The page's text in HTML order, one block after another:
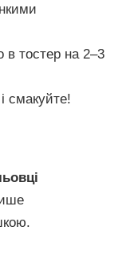
в тостер на 2–3
смакуйте!